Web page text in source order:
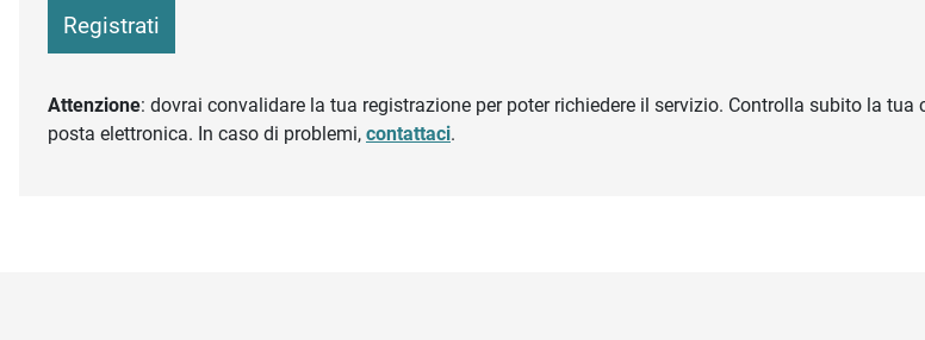
Registrati
Attenzione: dovrai convalidare la tua registrazione per poter richiedere il servizio. Controlla subito la tua
posta elettronica. In caso di problemi, contattaci.